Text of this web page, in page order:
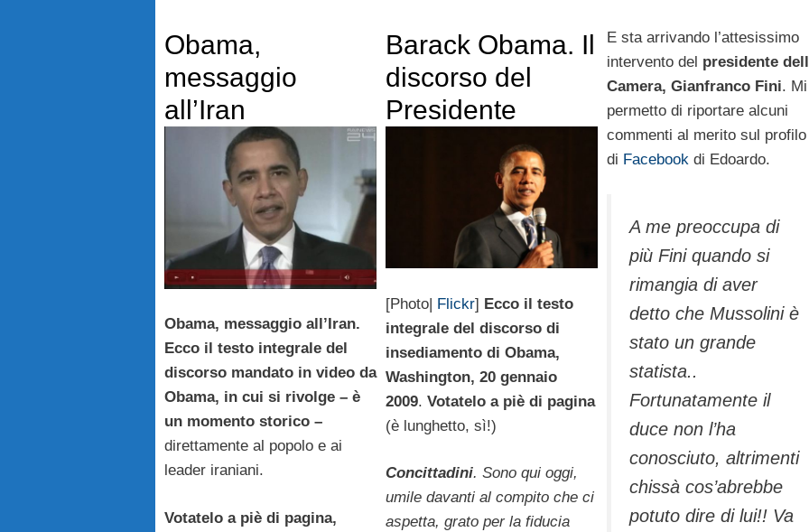
E sta arrivando l’attesissimo
intervento del presidente
Camera, Gianfranco Fini. Mi
permetto di riportare alcuni
commenti al merito sul profilo
di Facebook di Edoardo.
A me preoccupa di
più Fini quando si
rimangia di aver
detto che Mussolini è
stato un grande
statista..
Fortunatamente il
duce non l’ha
conosciuto, altrimenti
chissà cos’abrebbe
potuto dire di lui!! Va
Obama,
messaggio
all’Iran
Obama, messaggio all’Iran.
Ecco il testo integrale del
discorso mandato in video da
Obama, in cui si rivolge – è
un momento storico –
direttamente al popolo e ai
leader iraniani.
Votatelo a piè di pagina,
Barack Obama. Il
discorso del
Presidente
[Photo| Flickr] Ecco il testo
integrale del discorso di
insediamento di Obama,
Washington, 20 gennaio
2009. Votatelo a piè di pagina
(è lunghetto, sì!)
Concittadini. Sono qui oggi,
umile davanti al compito che ci
aspetta, grato per la fiducia